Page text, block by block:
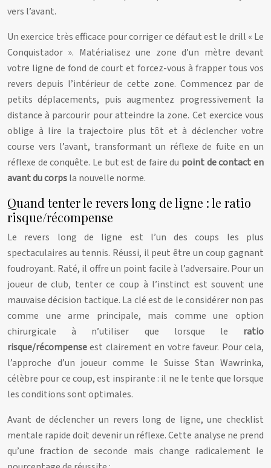
vers l’avant.
Un exercice très efficace pour corriger ce défaut est le drill « Le
Conquistador ». Matérialisez une zone d’un mètre devant
votre ligne de fond de court et forcez-vous à frapper tous vos
revers depuis l’intérieur de cette zone. Commencez par de
petits déplacements, puis augmentez progressivement la
distance à parcourir pour atteindre la zone. Cet exercice vous
oblige à lire la trajectoire plus tôt et à déclencher votre
course vers l’avant, transformant un réflexe de fuite en un
réflexe de conquête. Le but est de faire du point de contact en
avant du corpsla nouvelle norme.
Quand tenter le revers long de ligne : le ratio
risque/récompense
Le revers long de ligne est l’un des coups les plus
spectaculaires au tennis. Réussi, il peut être un coup gagnant
foudroyant. Raté, il offre un point facile à l’adversaire. Pour un
joueur de club, tenter ce coup à l’instinct est souvent une
mauvaise décision tactique. La clé est de le considérer non pas
comme une arme principale, mais comme une option
chirurgicale à n’utiliser que lorsque le ratio
risque/récompenseest clairement en votre faveur. Pour cela,
l’approche d’un joueur comme le Suisse Stan Wawrinka,
célèbre pour ce coup, est inspirante : il ne le tente que lorsque
les conditions sont optimales.
Avant de déclencher un revers long de ligne, une checklist
mentale rapide doit devenir un réflexe. Cette analyse ne prend
qu’une fraction de seconde mais change radicalement le